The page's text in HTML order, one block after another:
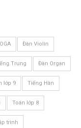
Đàn Violin
Trung Đàn Organ
lớp 9 Tiếng Hàn
Toán lớp 8
trình